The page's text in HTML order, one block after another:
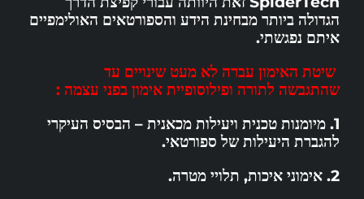
הגדולה ביותר מבחינת הידע והספורטאים האולימפיים
איתם נפגשתי.
שיטת האימון עברה לא מעט שינויים עד
שהתגבשה לתורה ופילוסופיית אימון בפני עצמה :
1. מיומנות טכנית ויעילות מכאנית – הבסיס העיקרי
להגברת היעילות של ספורטאי.
2. אימוני איכות, תלויי מטרה.